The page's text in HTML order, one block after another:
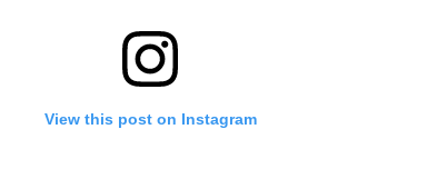
View this post on Instagram